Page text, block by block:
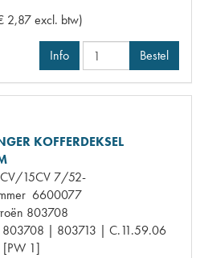
2,87 excl. btw)
Info Bestel
KOFFERDEKSEL
15CV 7/52-
6600077
803708
803708 | 803713 | C.11.59.06
[PW 1]